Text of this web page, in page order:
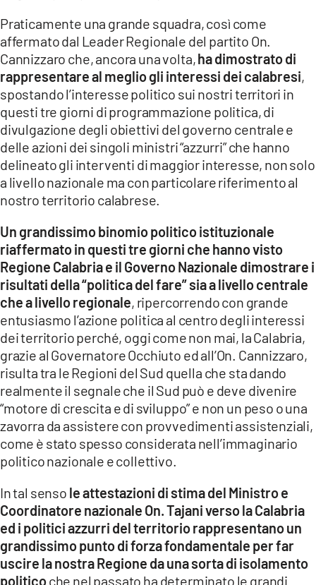
Praticamente una grande squadra, così come
affermato dal Leader Regionale del partito On.
Cannizzaro che, ancora una volta,ha dimostrato di
rappresentare al meglio gli interessi dei calabresi,
spostando l’interesse politico sui nostri territori in
questi tre giorni di programmazione politica, di
divulgazione degli obiettivi del governo centrale e
delle azioni dei singoli ministri “azzurri” che hanno
delineato gli interventi di maggior interesse, non solo
a livello nazionale ma con particolare riferimento al
nostro territorio calabrese.
Un grandissimo binomio politico istituzionale
riaffermato in questi tre giorni che hanno visto
Regione Calabria e il Governo Nazionale dimostrare i
risultati della “politica del fare” sia a livello centrale
che a livello regionale, ripercorrendo con grande
entusiasmo l’azione politica al centro degli interessi
dei territorio perché, oggi come non mai, la Calabria,
grazie al Governatore Occhiuto ed all’On. Cannizzaro,
risulta tra le Regioni del Sud quella che sta dando
realmente il segnale che il Sud può e deve divenire
“motore di crescita e di sviluppo” e non un peso o una
zavorra da assistere con provvedimenti assistenziali,
come è stato spesso considerata nell’immaginario
politico nazionale e collettivo.
In tal senso le attestazioni di stima del Ministro e
Coordinatore nazionale On. Tajani verso la Calabria
ed i politici azzurri del territorio rappresentano un
grandissimo punto di forza fondamentale per far
uscire la nostra Regione da una sorta di isolamento
politicoche nel passato ha determinato le grandi